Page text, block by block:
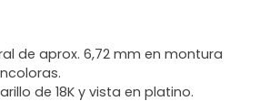
de aprox. 6,72 mm en montura
de 18K y vista en platino.